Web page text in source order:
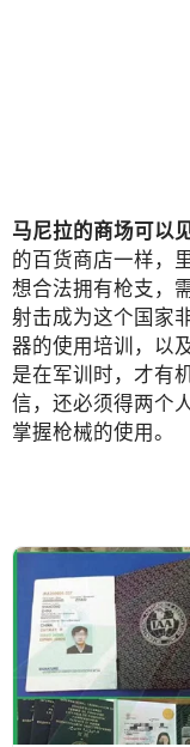
马尼拉的商场可以
的百货商店一样，
想合法拥有枪支，
射击成为这个国家
器的使用培训，以
是在军训时，才有
信，还必须得两个
掌握枪械的使用。